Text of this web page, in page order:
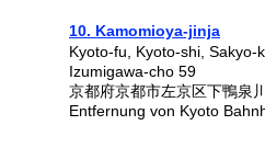
10. Kamomioya-jinja
Kyoto-fu, Kyoto-shi, Sakyo-
Izumigawa-cho 59
京都府京都市左京区下鴨泉
Entfernung von Kyoto